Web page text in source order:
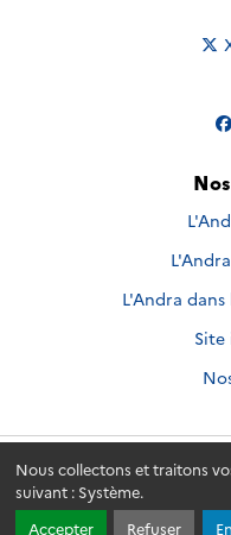
Nous collectons et traitons
suivant : Système.
Accepter
Refuser
L'Andra
Andra.fr © 2026